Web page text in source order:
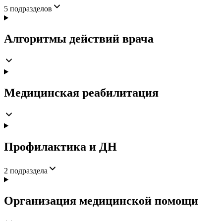
5 подразделов
Алгоритмы действий врача
Медицинская реабилитация
Профилактика и ДН
2 подраздела
Организация медицинской помощи